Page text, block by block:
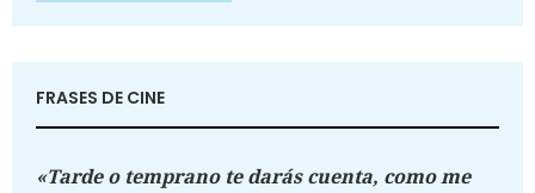
FRASES DE CINE
«Tarde o temprano te darás cuenta, como me